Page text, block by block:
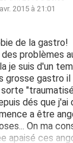
2015 à 21:01
de la gastro!
problèmes
je suis d'un
grosse gastro il
dés que j'ai
a être
On ma
apaisé ces